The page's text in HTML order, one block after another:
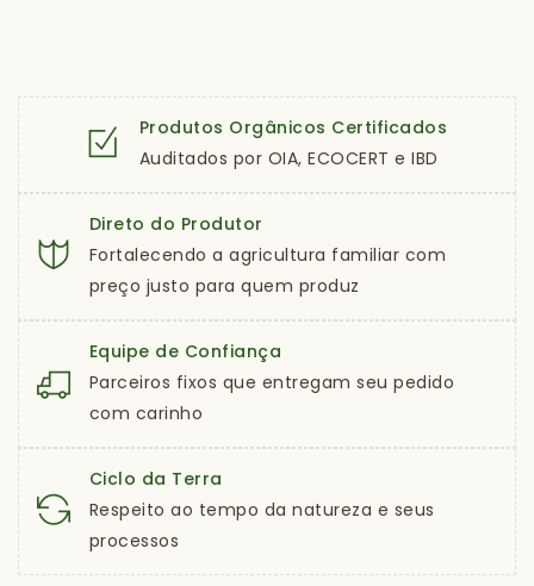
Produtos Orgânicos Certificados
Auditados por OIA, ECOCERT e IBD
Direto do Produtor
Fortalecendo a agricultura familiar com
preço justo para quem produz
Equipe de Confiança
Parceiros fixos que entregam seu pedido
com carinho
Ciclo da Terra
Respeito ao tempo da natureza e seus
processos